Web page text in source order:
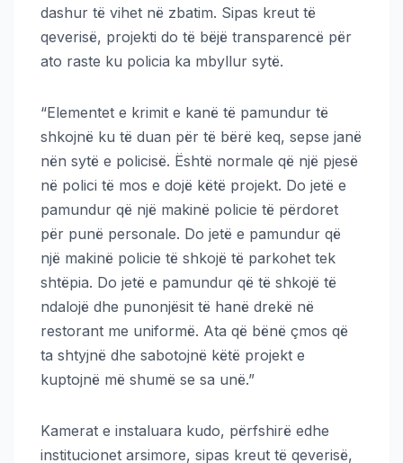
dashur të vihet në zbatim. Sipas kreut të
qeverisë, projekti do të bëjë transparencë për
ato raste ku policia ka mbyllur sytë.
“Elementet e krimit e kanë të pamundur të
shkojnë ku të duan për të bërë keq, sepse janë
nën sytë e policisë. Është normale që një pjesë
në polici të mos e dojë këtë projekt. Do jetë e
pamundur që një makinë policie të përdoret
për punë personale. Do jetë e pamundur që
një makinë policie të shkojë të parkohet tek
shtëpia. Do jetë e pamundur që të shkojë të
ndalojë dhe punonjësit të hanë drekë në
restorant me uniformë. Ata që bënë çmos që
ta shtyjnë dhe sabotojnë këtë projekt e
kuptojnë më shumë se sa unë.”
Kamerat e instaluara kudo, përfshirë edhe
institucionet arsimore, sipas kreut të qeverisë,